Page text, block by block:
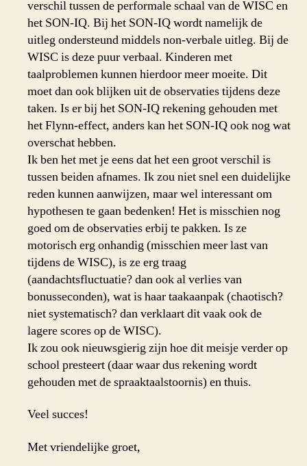
verschil tussen de performale schaal van de WISC en
het SON-IQ. Bij het SON-IQ wordt namelijk de
uitleg ondersteund middels non-verbale uitleg. Bij de
WISC is deze puur verbaal. Kinderen met
taalproblemen kunnen hierdoor meer moeite. Dit
moet dan ook blijken uit de observaties tijdens deze
taken. Is er bij het SON-IQ rekening gehouden met
het Flynn-effect, anders kan het SON-IQ ook nog wat
overschat hebben.
Ik ben het met je eens dat het een groot verschil is
tussen beiden afnames. Ik zou niet snel een duidelijke
reden kunnen aanwijzen, maar wel interessant om
hypothesen te gaan bedenken! Het is misschien nog
goed om de observaties erbij te pakken. Is ze
motorisch erg onhandig (misschien meer last van
tijdens de WISC), is ze erg traag
(aandachtsfluctuatie? dan ook al verlies van
bonusseconden), wat is haar taakaanpak (chaotisch?
niet systematisch? dan verklaart dit vaak ook de
lagere scores op de WISC).
Ik zou ook nieuwsgierig zijn hoe dit meisje verder op
school presteert (daar waar dus rekening wordt
gehouden met de spraaktaalstoornis) en thuis.
Veel succes!
Met vriendelijke groet,